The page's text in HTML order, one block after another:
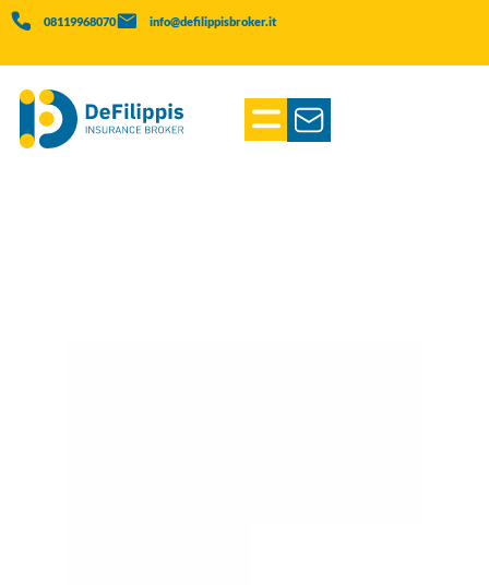
08119968070 info@defilippisbroker.it